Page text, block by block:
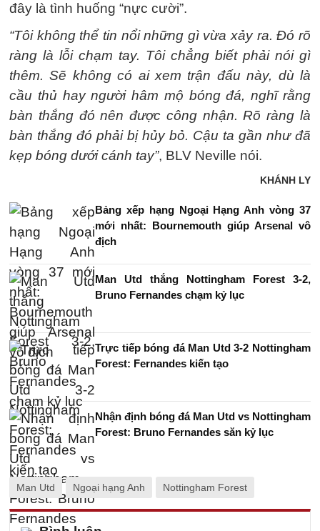
đây là tình huống “nực cười”.
“Tôi không thể tin nổi những gì vừa xảy ra. Đó rõ
ràng là lỗi chạm tay. Tôi chẳng biết phải nói gì
thêm. Sẽ không có ai xem trận đấu này, dù là
cầu thủ hay người hâm mộ bóng đá, nghĩ rằng
bàn thắng đó nên được công nhận. Rõ ràng là
bàn thắng đó phải bị hủy bỏ. Cậu ta gần như đã
kẹp bóng dưới cánh tay”, BLV Neville nói.
KHÁNH LY
Bảng xếp hạng Ngoại Hạng Anh vòng 37
mới nhất: Bournemouth giúp Arsenal vô
địch
Man Utd thắng Nottingham Forest 3-2,
Bruno Fernandes chạm kỷ lục
Trực tiếp bóng đá Man Utd 3-2 Nottingham
Forest: Fernandes kiến tạo
Nhận định bóng đá Man Utd vs Nottingham
Forest: Bruno Fernandes săn kỷ lục
Man Utd Ngoại hạng Anh Nottingham Forest